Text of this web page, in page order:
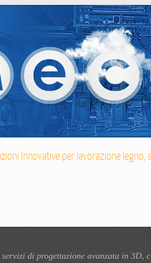
Innovative per lavorazione legno,
di progettazione avanzata in 3D,